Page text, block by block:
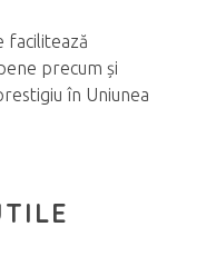
facilitează
precum și
în Uniunea